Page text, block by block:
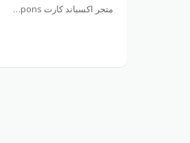
متجر اكسباند كارت Coupons